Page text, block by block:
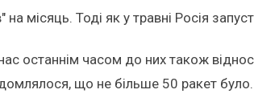
місяць. Тоді як у травні Росія
останнім часом до них також
що не більше 50 ракет